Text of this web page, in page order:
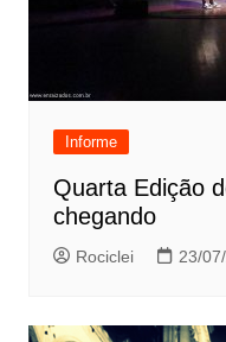
Informe
Quarta Edição
chegando
Rociclei 23/